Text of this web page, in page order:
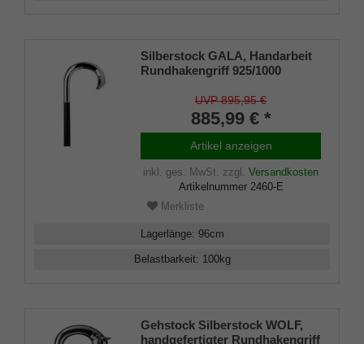
Silberstock GALA, Handarbeit
Rundhakengriff 925/1000
Ebenholz, Manufakturarbeit
UVP 895,95 €
885,99 € *
Artikel anzeigen
inkl. ges. MwSt. zzgl. Versandkosten
Artikelnummer 2460-E
Merkliste
Lagerlänge: 96cm
Belastbarkeit: 100kg
Gehstock Silberstock WOLF,
handgefertigter Rundhakengriff